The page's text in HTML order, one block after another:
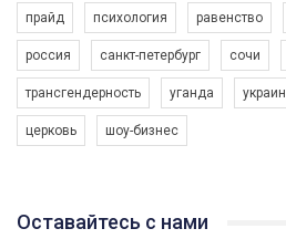
Емоційний та вражаючий промо-
представляє програму "Гей-альянс
насильству проти ЛГБТ в Україні.
Ми просимо вашої підтримки, щоб
програму з боротьби з
Якщо ти хочеш підтримати нас -
best video, representing programme
1.9K Просмотров • 226 Нравится • 5
прайд психология равенство
россия санкт-петербург сочи
трансгендерность уганда
церковь шоу-бизнес
Оставайтесь с нами